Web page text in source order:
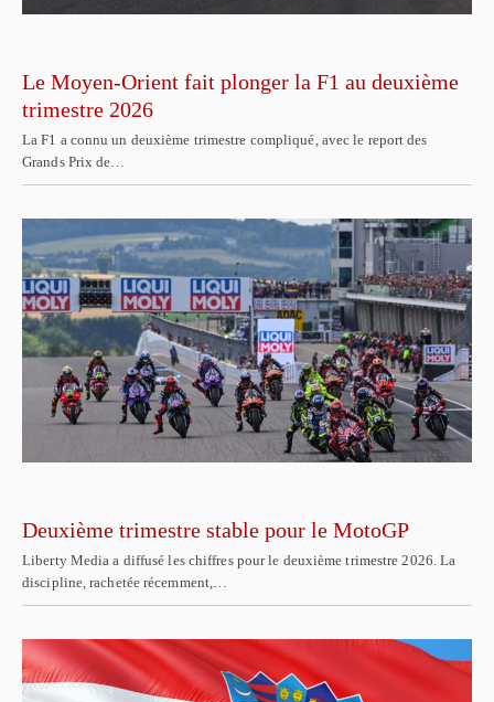
Le Moyen-Orient fait plonger la F1 au deuxième
trimestre 2026
La F1 a connu un deuxième trimestre compliqué, avec le report des
Grands Prix de…
Deuxième trimestre stable pour le MotoGP
Liberty Media a diffusé les chiffres pour le deuxième trimestre 2026. La
discipline, rachetée récemment,…